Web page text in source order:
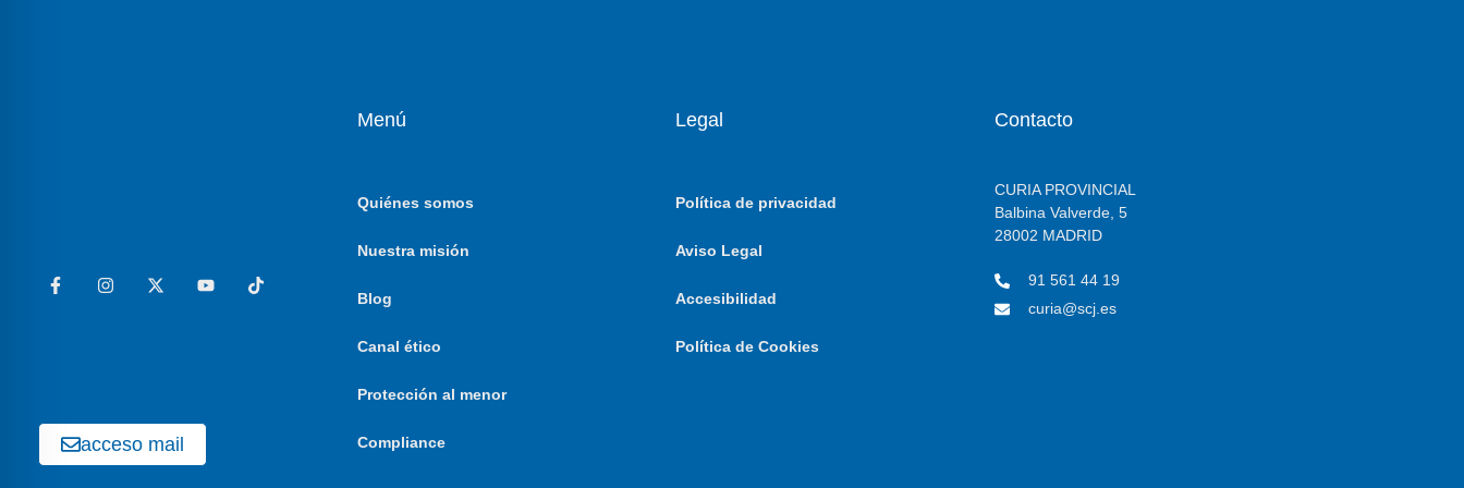
acceso mail
Menú
Quiénes somos
Nuestra misión
Blog
Canal ético
Protección al menor
Compliance
Legal
Política de privacidad
Aviso Legal
Accesibilidad
Política de Cookies
Contacto
CURIA PROVINCIAL
Balbina Valverde, 5
28002 MADRID
91 561 44 19
curia@scj.es